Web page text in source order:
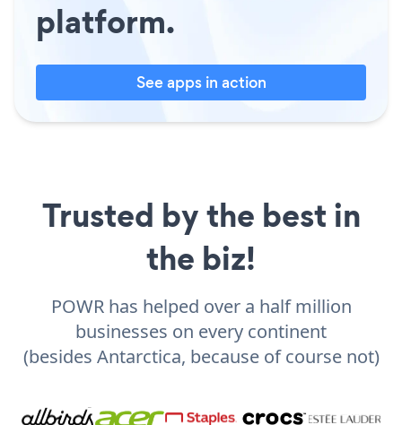
platform.
See apps in action
Trusted by the best in
the biz!
POWR has helped over a half million
businesses on every continent
(besides Antarctica, because of course not)